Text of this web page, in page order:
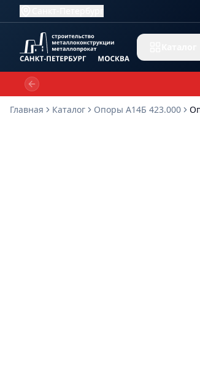
Previous slide
Главная
Каталог Опоры А14Б 423.000